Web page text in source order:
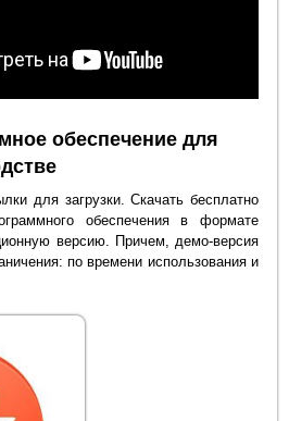
обеспечение для
для загрузки. Скачать бесплатно
обеспечения в формате
версию. Причем, демо-версия
по времени использования и